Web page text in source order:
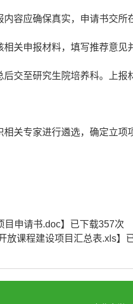
容应确保真实，申请书交所
关申报材料，填写推荐意见
交至研究生院培养科。上报
关专家进行遴选，确定立项
目申请书.doc】已下载357次
放课程建设项目汇总表.xls】